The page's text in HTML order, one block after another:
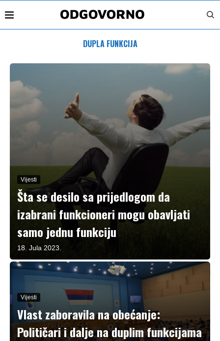
DUPLA FUNKCIJA
Vijesti
Šta se desilo sa prijedlogom da
izabrani funkcioneri mogu obavljati
samo jednu funkciju
18. Jula 2023.
Vijesti
Vlast zaboravila na obećanje:
Političari i dalje na duplim funkcijama